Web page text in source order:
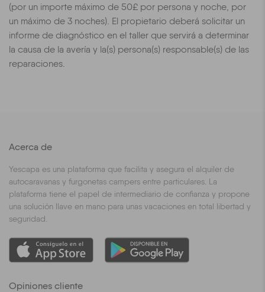
(por un importe máximo de 50£ por persona y noche, por
un máximo de 3 noches). El propietario deberá solicitar un
informe de diagnóstico en el taller que servirá a determinar
la causa de la avería y la(s) persona(s) responsable(s) de las
reparaciones.
Acerca de
Yescapa es una plataforma que facilita y asegura el alquiler de
autocaravanas y furgonetas campers entre particulares. La
plataforma tiene el papel de intermediario de confianza y propone
una solución llave en mano para unas vacaciones en total libertad y
seguridad.
Opiniones cliente